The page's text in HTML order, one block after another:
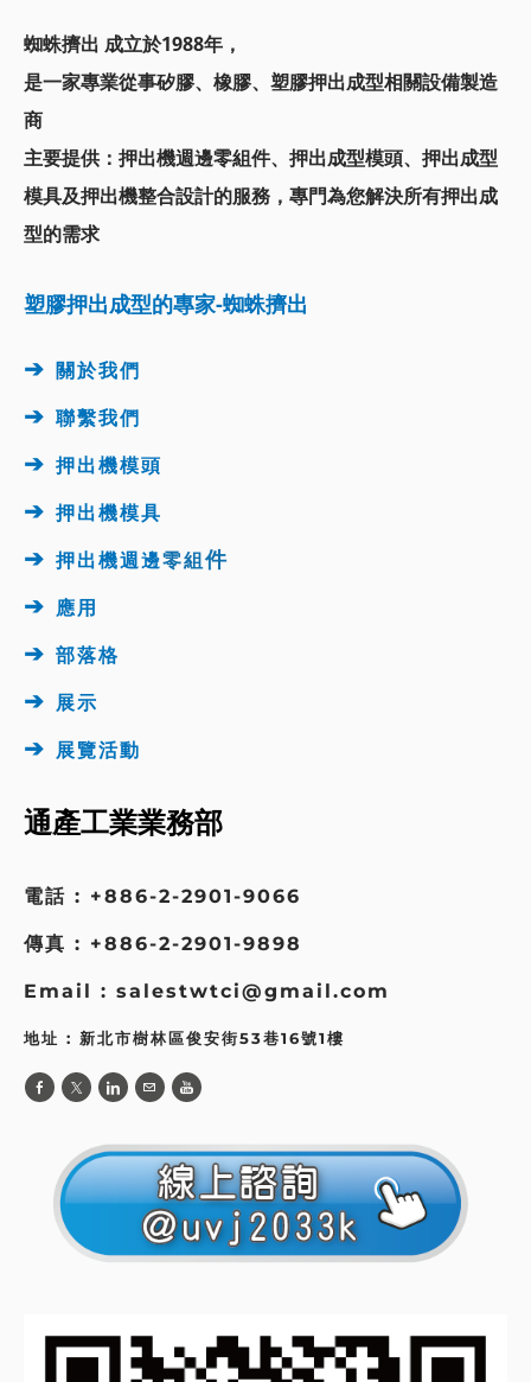
蜘蛛擠出 成立於1988年，
是一家專業從事矽膠、橡膠、塑膠押出成型相關設備製造
商
主要提供： 押出機週邊零組件、押出成型模頭、 押出成型
模具及押出機整合設計的服務， 專門為您解決所有押出成
型的需求
塑膠押出成型的專家-蜘蛛擠出
➔ 關於我們
➔ 聯繫我們
➔ 押出機模頭
➔ 押出機模具
➔ 押出機週邊零組件
➔ 應用
➔ 部落格
➔ 展示
➔ 展覽活動
通產工業業務部
電話 : +886-2-2901-9066
傳真 : +886-2-2901-9898
Email : salestwtci@gmail.com
地址 : 新北市樹林區俊安街53巷16號1樓